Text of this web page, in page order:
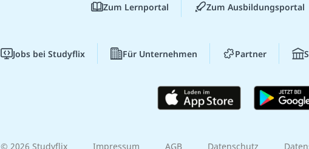
Zum Lernportal Zum Ausbildungsportal
Jobs bei Studyflix Für Unternehmen Partner
© 2026 Studyflix Impressum AGB Datenschutz